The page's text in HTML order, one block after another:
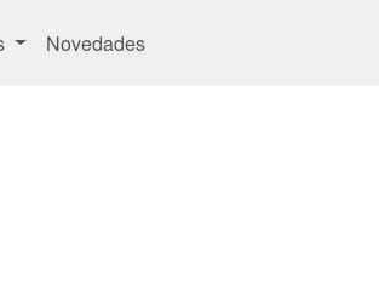
Novedades